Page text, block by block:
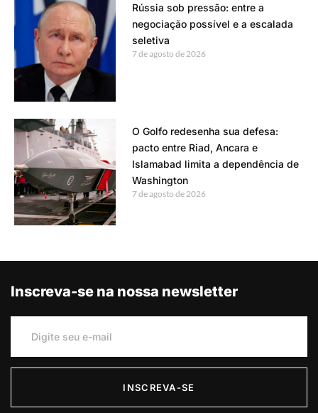
Rússia sob pressão: entre a
negociação possível e a escalada
seletiva
7 de agosto de 2026
O Golfo redesenha sua defesa:
pacto entre Riad, Ancara e
Islamabad limita a dependência de
Washington
7 de agosto de 2026
Inscreva-se na nossa newsletter
INSCREVA-SE